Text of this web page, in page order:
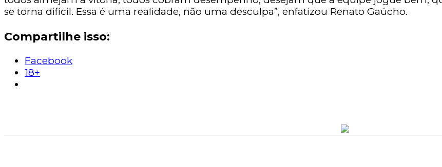
se torna difícil. Essa é uma realidade, não uma desculpa”, enfatizou Renato Gaúcho.
Compartilhe isso:
Facebook
18+